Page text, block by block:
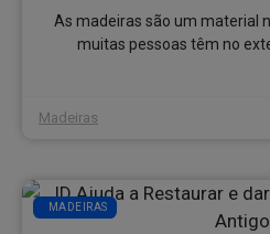
As madeiras são um material
muitas pessoas têm no
Madeiras
MADEIRAS